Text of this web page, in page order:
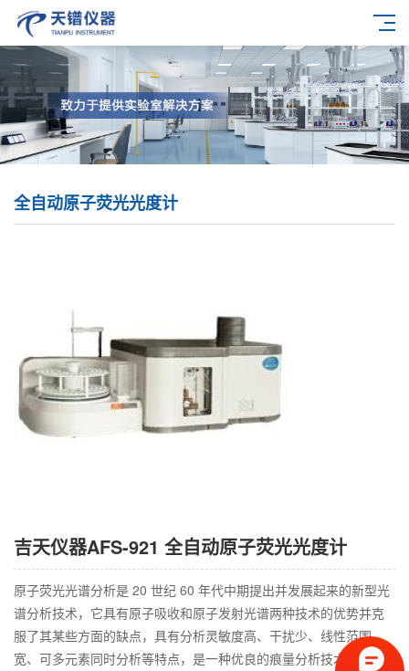
全自动原子荧光光度计
吉天仪器AFS-921 全自动原子荧光光度计
原子荧光光谱分析是 20 世纪 60 年代中期提出并发展起来的新型光
谱分析技术，它具有原子吸收和原子发射光谱两种技术的优势并克
服了其某些方面的缺点，具有分析灵敏度高、干扰少、线性范围
宽、可多元素同时分析等特点，是一种优良的痕量分析技术。